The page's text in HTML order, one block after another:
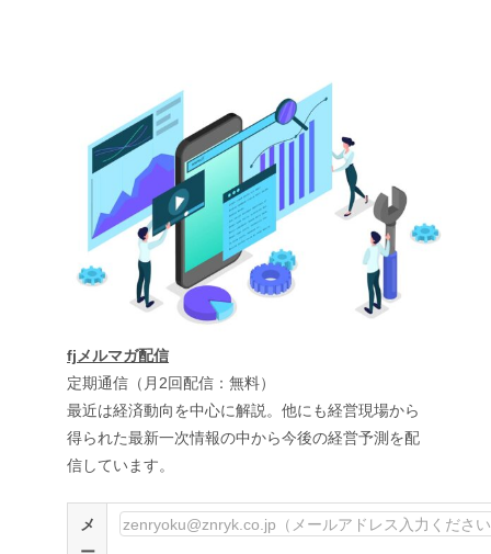
fjメルマガ配信
定期通信（月2回配信：無料）
最近は経済動向を中心に解説。他にも経営現場から
得られた最新一次情報の中から今後の経営予測を配
信しています。
メ